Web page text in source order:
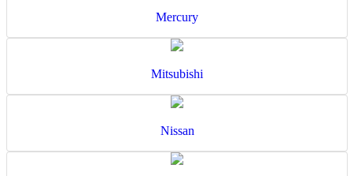
Mercury
Mitsubishi
Nissan